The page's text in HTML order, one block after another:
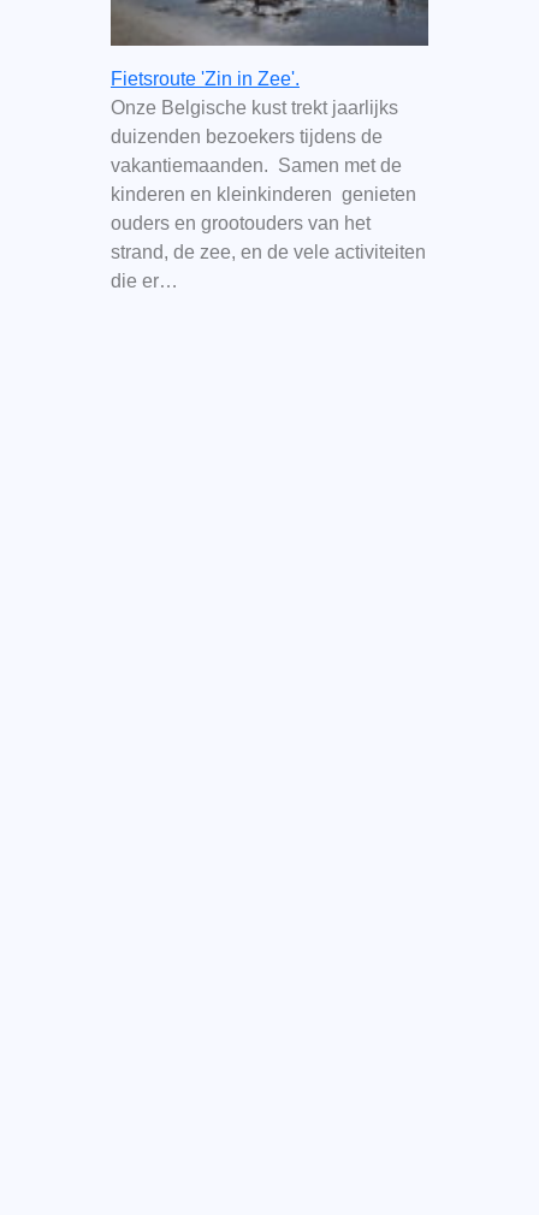
Fietsroute 'Zin in Zee'.
Onze Belgische kust trekt jaarlijks
duizenden bezoekers tijdens de
vakantiemaanden. Samen met de
kinderen en kleinkinderen genieten
ouders en grootouders van het
strand, de zee, en de vele activiteiten
die er…